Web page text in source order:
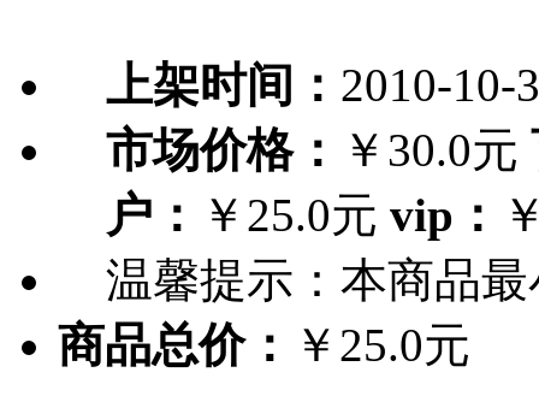
上架时间： 2010-10-
市场价格： ￥30.0元
户： ￥25.0元 vip：
温馨提示： 本商品
商品总价： ￥25.0元